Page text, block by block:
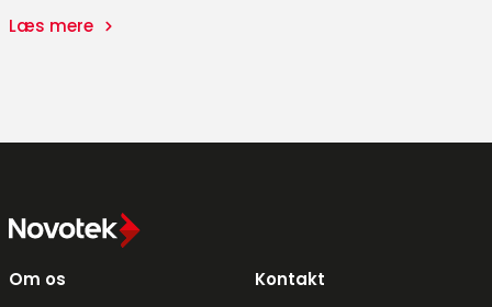
Læs mere
Om os Kontakt